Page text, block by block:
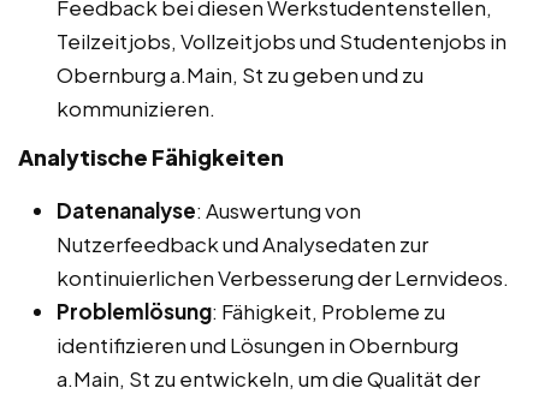
Feedback bei diesen Werkstudentenstellen,
Teilzeitjobs, Vollzeitjobs und Studentenjobs in
Obernburg a.Main, St zu geben und zu
kommunizieren.
Analytische Fähigkeiten
Datenanalyse: Auswertung von
Nutzerfeedback und Analysedaten zur
kontinuierlichen Verbesserung der Lernvideos.
Problemlösung: Fähigkeit, Probleme zu
identifizieren und Lösungen in Obernburg
a.Main, St zu entwickeln, um die Qualität der